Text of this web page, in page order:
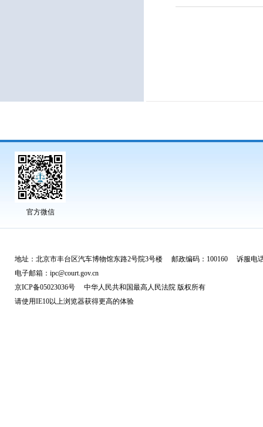
官方微信
地址：北京市丰台区汽车博物馆东路2号院3号楼 邮政编码：100160 诉服电
电子邮箱：ipc@court.gov.cn
京ICP备05023036号 中华人民共和国最高人民法院 版权所有
请使用IE10以上浏览器获得更高的体验